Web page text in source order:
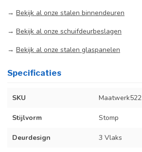
→ Bekijk al onze stalen binnendeuren
→ Bekijk al onze schuifdeurbeslagen
→ Bekijk al onze stalen glaspanelen
Specificaties
SKU Maatwerk522
Stijlvorm Stomp
Deurdesign 3 Vlaks